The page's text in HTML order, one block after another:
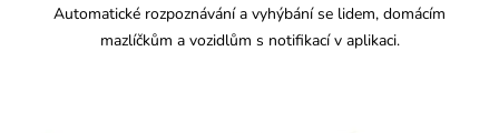
Automatické rozpoznávání a vyhýbání se lidem, domácím
mazlíčkům a vozidlům s notifikací v aplikaci.